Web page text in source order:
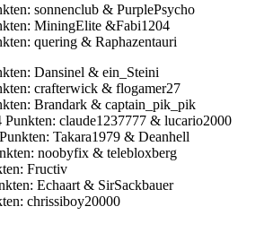
sonnenclub & PurplePsycho
MiningElite &Fabi1204
quering & Raphazentauri
Dansinel & ein_Steini
crafterwick & flogamer27
Brandark & captain_pik_pik
claude1237777 & lucario2000
Takara1979 & Deanhell
noobyfix & telebloxberg
Fructiv
Echaart & SirSackbauer
chrissiboy20000